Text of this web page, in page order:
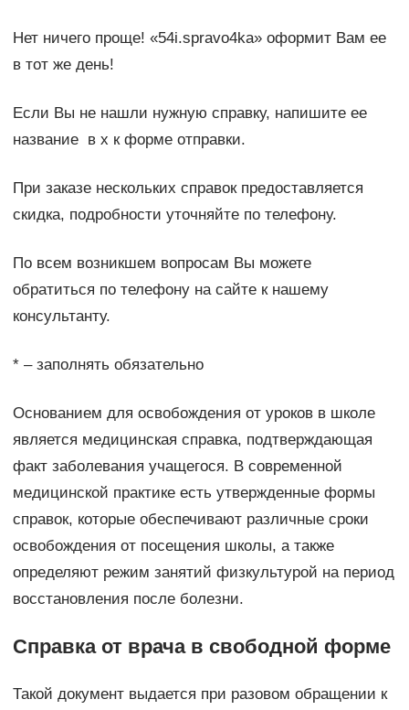
Нет ничего проще! «54i.spravo4ka» оформит Вам ее
в тот же день!
Если Вы не нашли нужную справку, напишите ее
название в х к форме отправки.
При заказе нескольких справок предоставляется
скидка, подробности уточняйте по телефону.
По всем возникшем вопросам Вы можете
обратиться по телефону на сайте к нашему
консультанту.
* – заполнять обязательно
Основанием для освобождения от уроков в школе
является медицинская справка, подтверждающая
факт заболевания учащегося. В современной
медицинской практике есть утвержденные формы
справок, которые обеспечивают различные сроки
освобождения от посещения школы, а также
определяют режим занятий физкультурой на период
восстановления после болезни.
Справка от врача в свободной форме
Такой документ выдается при разовом обращении к